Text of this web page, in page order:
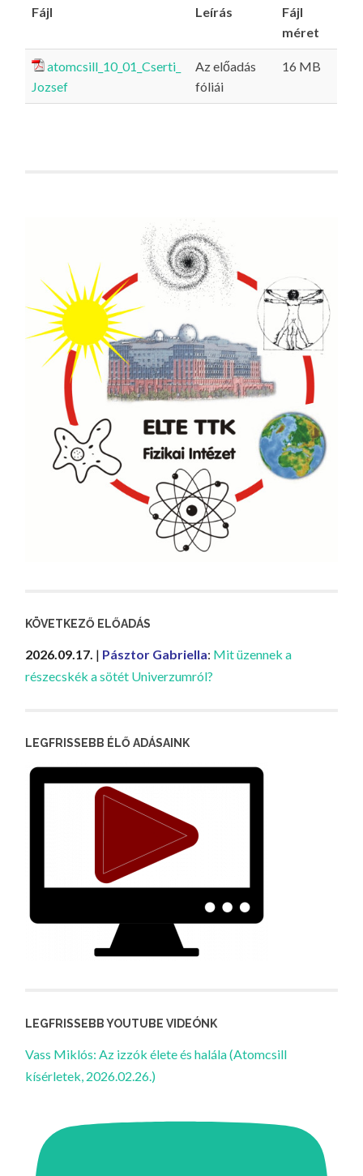
Fájl Leírás
Fájl
méret
atomcsill_10_01_Cserti_
Jozsef
Az előadás
fóliái
16 MB
KÖVETKEZŐ ELŐADÁS
2026.09.17. | Pásztor Gabriella: Mit üzennek a
részecskék a sötét Univerzumról?
LEGFRISSEBB ÉLŐ ADÁSAINK
LEGFRISSEBB YOUTUBE VIDEÓNK
Vass Miklós: Az izzók élete és halála (Atomcsill
kísérletek, 2026.02.26.)